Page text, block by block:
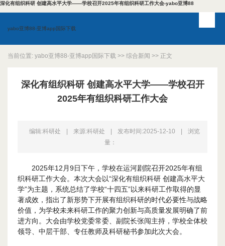
深化有组织科研 创建高水平大学——学校召开2025年有组织科研工作大会-yabo亚博88
yabo亚博88-亚博app国际下载
当前位置: yabo亚博88-亚博app国际下载 >> 综合新闻 >> 正文
深化有组织科研 创建高水平大学——学校召开
2025年有组织科研工作大会
编辑:科研处 来源:科研处 发布时间:2025-12-10
浏览
量：
2025年12月9日下午，学校在运河剧院召开2025年有组
织科研工作大会。本次大会以“深化有组织科研 创建高水平大
学”为主题，系统总结了学校“十四五”以来科研工作取得的显
著成效，指出了新形势下开展有组织科研的时代必要性与战略
价值，为学校未来科研工作的聚力创新与高质量发展明确了前
进方向。大会由学校党委常委、副院长张闯主持，学校全体校
领导、中层干部、专任教师及科研秘书参加此次大会。